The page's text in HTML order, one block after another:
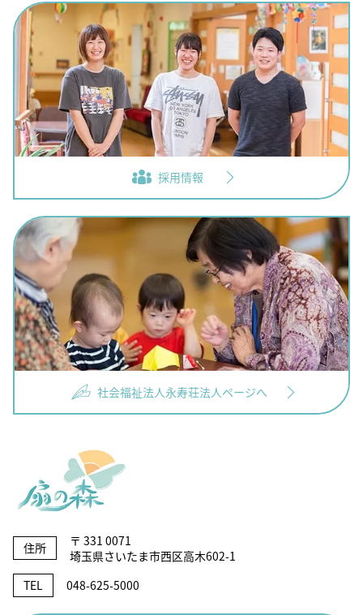
採用情報
社会福祉法人永寿荘法人ページへ
住所
〒 331 0071
埼玉県さいたま市西区高木602-1
TEL
048-625-5000